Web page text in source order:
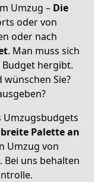
Umzug – Die
oder von
oder nach
. Man muss sich
Budget hergibt.
Sie?
Umzugsbudgets
breite Palette an
Umzug von
uns behalten